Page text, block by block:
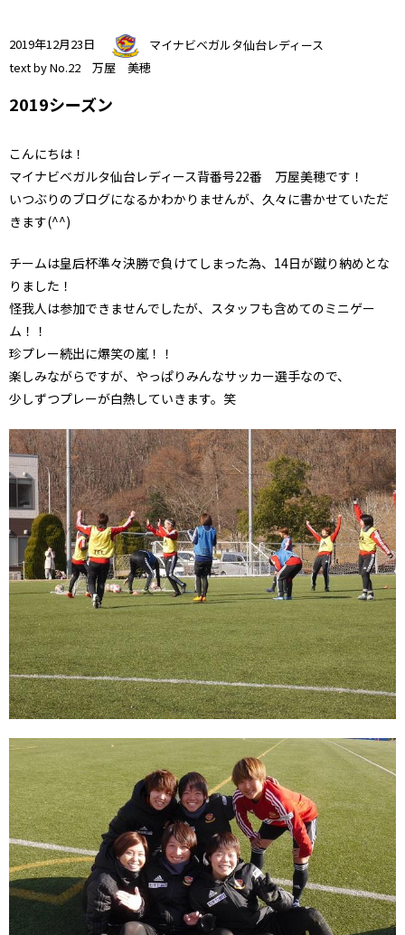
2019年12月23日
マイナビベガルタ仙台レディース
text by No.22 万屋 美穂
2019シーズン
こんにちは！
マイナビベガルタ仙台レディース背番号22番 万屋美穂です！
いつぶりのブログになるかわかりませんが、久々に書かせていただ
きます(^^)
チームは皇后杯準々決勝で負けてしまった為、14日が蹴り納めとな
りました！
怪我人は参加できませんでしたが、スタッフも含めてのミニゲー
ム！！
珍プレー続出に爆笑の嵐！！
楽しみながらですが、やっぱりみんなサッカー選手なので、
少しずつプレーが白熱していきます。笑